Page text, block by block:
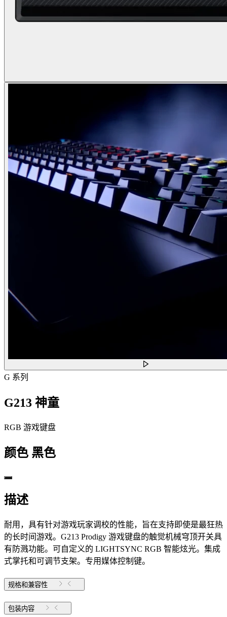
G 系列
G213 神童
RGB 游戏键盘
颜色 黑色
描述
耐用，具有针对游戏玩家调校的性能，旨在支持即使是最狂热
的长时间游戏。G213 Prodigy 游戏键盘的触觉机械穹顶开关具
有防溅功能。可自定义的 LIGHTSYNC RGB 智能炫光。集成
式掌托和可调节支架。专用媒体控制键。
规格和兼容性
包装内容